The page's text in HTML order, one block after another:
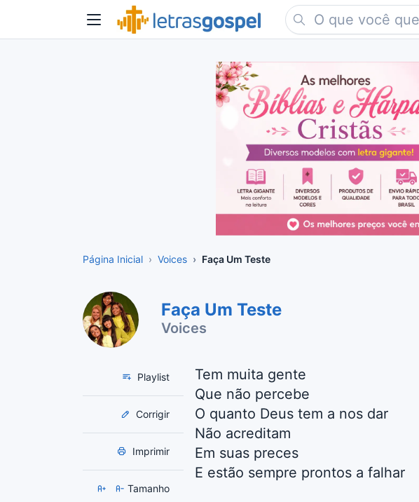
Página Inicial Voices Faça Um Teste
Faça Um Teste
Voices
Playlist
Corrigir
Imprimir
Tamanho
Tem muita gente
Que não percebe
O quanto Deus tem a nos dar
Não acreditam
Em suas preces
E estão sempre prontos a falhar